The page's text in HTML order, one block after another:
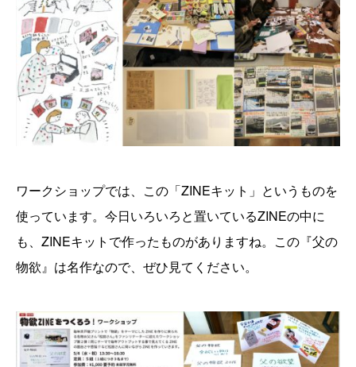
ワークショップでは、この「ZINEキット」というものを
使っています。今日いろいろと置いているZINEの中に
も、ZINEキットで作ったものがありますね。この『父の
物欲』は名作なので、ぜひ見てください。